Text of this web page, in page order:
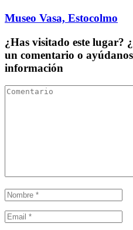
Museo Vasa, Estocolmo
¿Has visitado este lugar?
un comentario o
información